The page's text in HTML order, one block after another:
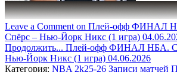
Leave a Comment on Плей-офф ФИНАЛ
Спёрс – Нью-Йорк Никс (1 игра)
Продолжить... Плей-офф ФИНАЛ НБА.
Нью-Йорк Никс (1 игра) 04.06.2026
Категория: NBA 2k25-26 Записи матчей